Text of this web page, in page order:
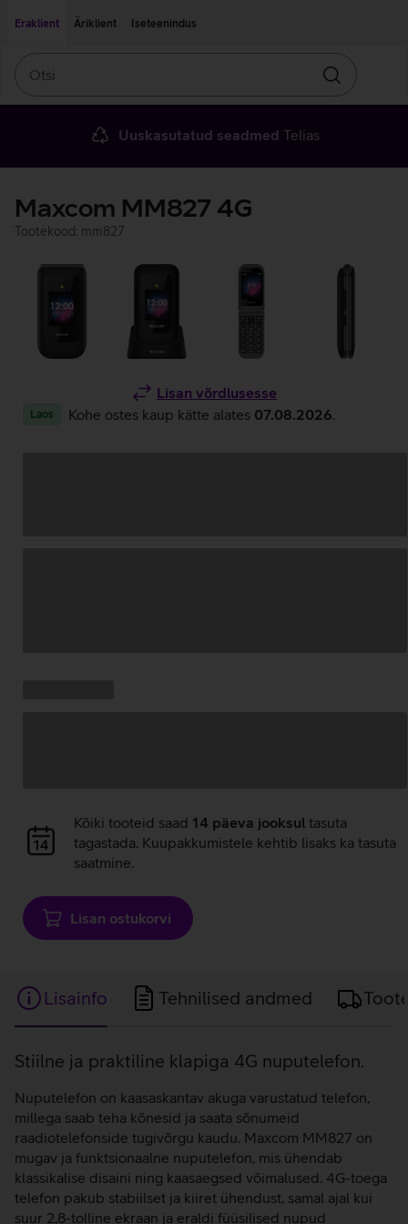
Eraklient
Äriklient Iseteenindus
Otsin
Uuskasutatud seadmed Telias
Maxcom MM827 4G
Tootekood: mm827
Lisan võrdlusesse
Laos Kohe ostes kaup kätte alates 07.08.2026
Andmete
laadimine
Kõiki tooteid saad 14 päeva jooksul tasuta
tagastada. Kuupakkumistele kehtib lisaks ka tasuta
saatmine.
Lisan ostukorvi
Lisainfo Tehnilised andmed
Lisainfo
Stiilne ja praktiline klapiga 4G nuputelefon.
Nuputelefon on kaasaskantav akuga varustatud telefon,
millega saab teha kõnesid ja saata sõnumeid
raadiotelefonside tugivõrgu kaudu. Maxcom MM827 on
mugav ja funktsionaalne nuputelefon, mis ühendab
klassikalise disaini ning kaasaegsed võimalused. 4G-toega
telefon pakub stabiilset ja kiiret ühendust, samal ajal kui
suur 2,8-tolline ekraan ja eraldi füüsilised nupud